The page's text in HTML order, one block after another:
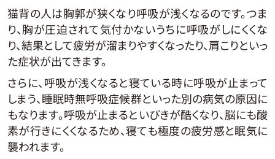
猫背の人は胸郭が狭くなり呼吸が浅くなるのです。つま
り、胸が圧迫されて気付かないうちに呼吸がしにくくな
り、結果として疲労が溜まりやすくなったり、肩こりといっ
た症状が出てきます。
さらに、呼吸が浅くなると寝ている時に呼吸が止まって
しまう、睡眠時無呼吸症候群といった別の病気の原因に
もなります。呼吸が止まるといびきが酷くなり、脳にも酸
素が行きにくくなるため、寝ても極度の疲労感と眠気に
襲われます。